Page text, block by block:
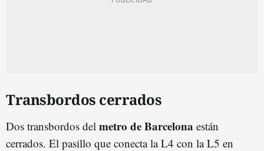
Transbordos cerrados
Dos transbordos del metro de Barcelona están
cerrados. El pasillo que conecta la L4 con la L5 en